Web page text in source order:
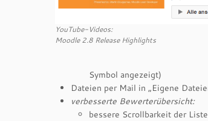
YouTube-Videos:
Moodle 2.8 Release Highlights
Symbol angezeigt)
Dateien per Mail in „Eigene
verbesserte Bewerterübersicht:
bessere Scrollbarkeit der